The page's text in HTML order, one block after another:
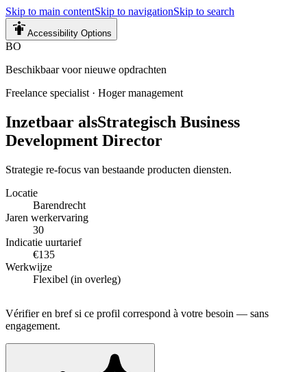
Skip to main contentSkip to navigationSkip to search
Accessibility Options
BO
Beschikbaar voor nieuwe opdrachten
Freelance specialist · Hoger management
Inzetbaar alsStrategisch Business
Development Director
Strategie re-focus van bestaande producten diensten.
Locatie
Barendrecht
Jaren werkervaring
30
Indicatie uurtarief
€135
Werkwijze
Flexibel (in overleg)
Vérifier en bref si ce profil correspond à votre besoin — sans
engagement.